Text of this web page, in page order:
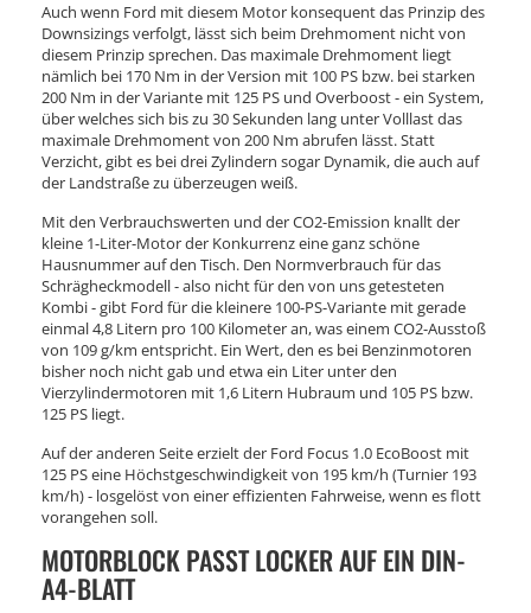
Auch wenn Ford mit diesem Motor konsequent das Prinzip des
Downsizings verfolgt, lässt sich beim Drehmoment nicht von
diesem Prinzip sprechen. Das maximale Drehmoment liegt
nämlich bei 170 Nm in der Version mit 100 PS bzw. bei starken
200 Nm in der Variante mit 125 PS und Overboost - ein System,
über welches sich bis zu 30 Sekunden lang unter Volllast das
maximale Drehmoment von 200 Nm abrufen lässt. Statt
Verzicht, gibt es bei drei Zylindern sogar Dynamik, die auch auf
der Landstraße zu überzeugen weiß.
Mit den Verbrauchswerten und der CO2-Emission knallt der
kleine 1-Liter-Motor der Konkurrenz eine ganz schöne
Hausnummer auf den Tisch. Den Normverbrauch für das
Schrägheckmodell - also nicht für den von uns getesteten
Kombi - gibt Ford für die kleinere 100-PS-Variante mit gerade
einmal 4,8 Litern pro 100 Kilometer an, was einem CO2-Ausstoß
von 109 g/km entspricht. Ein Wert, den es bei Benzinmotoren
bisher noch nicht gab und etwa ein Liter unter den
Vierzylindermotoren mit 1,6 Litern Hubraum und 105 PS bzw.
125 PS liegt.
Auf der anderen Seite erzielt der Ford Focus 1.0 EcoBoost mit
125 PS eine Höchstgeschwindigkeit von 195 km/h (Turnier 193
km/h) - losgelöst von einer effizienten Fahrweise, wenn es flott
vorangehen soll.
MOTORBLOCK PASST LOCKER AUF EIN DIN-
A4-BLATT